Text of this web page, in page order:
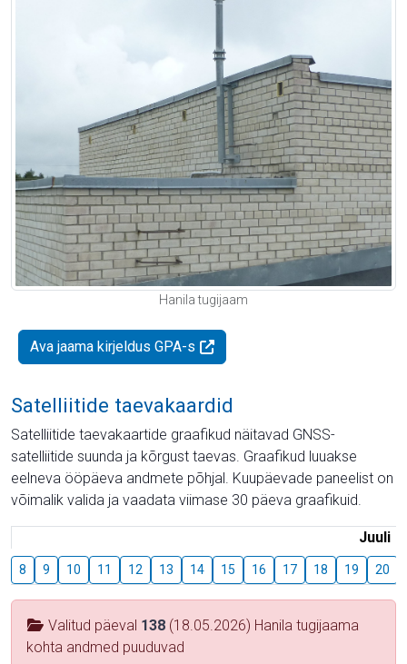
Hanila tugijaam
Ava jaama kirjeldus GPA-s
Satelliitide taevakaardid
Satelliitide taevakaartide graafikud näitavad GNSS-
satelliitide suunda ja kõrgust taevas. Graafikud luuakse
eelneva ööpäeva andmete põhjal. Kuupäevade paneelist on
võimalik valida ja vaadata viimase 30 päeva graafikuid.
Juuli
8 9 10 11 12 13 14 15 16 17 18 19 20
Valitud päeval 138 (18.05.2026) Hanila tugijaama
kohta andmed puuduvad